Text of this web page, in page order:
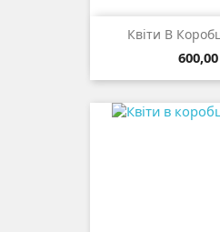
Квіти В
Ціна